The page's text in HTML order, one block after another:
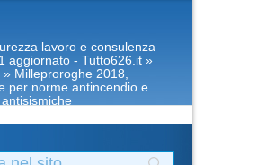
lavoro e consulenza
aggiornato - Tutto626.it »
» Milleproroghe 2018,
per norme antincendio e